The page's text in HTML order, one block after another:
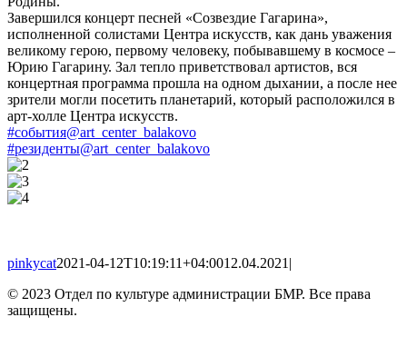
Завершился концерт песней «Созвездие Гагарина»,
исполненной солистами Центра искусств, как дань уважения
великому герою, первому человеку, побывавшему в космосе –
Юрию Гагарину. Зал тепло приветствовал артистов, вся
концертная программа прошла на одном дыхании, а после нее
зрители могли посетить планетарий, который расположился в
арт-холле Центра искусств.
#события@art_center_balakovo
#резиденты@art_center_balakovo
pinkycat2021-04-12T10:19:11+04:0012.04.2021|
© 2023 Отдел по культуре администрации БМР. Все права
защищены.